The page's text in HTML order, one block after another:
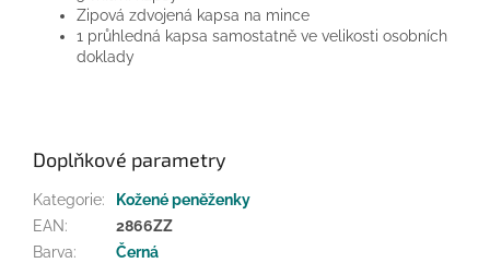
Zipová zdvojená kapsa na mince
1 průhledná kapsa samostatně ve velikosti osobních
doklady
Doplňkové parametry
Kategorie:
Kožené peněženky
EAN:
2866ZZ
Barva: Černá